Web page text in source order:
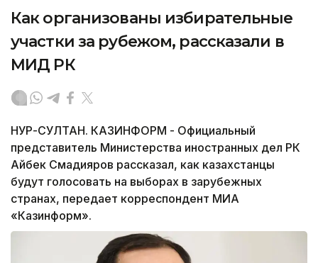
Как организованы избирательные
участки за рубежом, рассказали в
МИД РК
НУР-СУЛТАН. КАЗИНФОРМ - Официальный
представитель Министерства иностранных дел РК
Айбек Смадияров рассказал, как казахстанцы
будут голосовать на выборах в зарубежных
странах, передает корреспондент МИА
«Казинформ».